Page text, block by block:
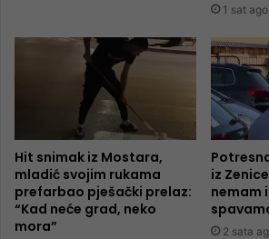
1 sat ago
Hit snimak iz Mostara,
mladić svojim rukama
prefarbao pješački prelaz:
“Kad neće grad, neko
mora”
iz
nemam
2 sata